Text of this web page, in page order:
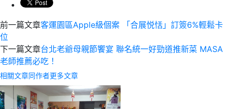
前一篇文章客運園區Apple級個案 「合展悦恬」訂簽6%輕鬆卡
位
下一篇文章台北老爺母親節饗宴 聯名統一好勁道推新菜 MASA
老師推薦必吃！
相關文章同作者更多文章